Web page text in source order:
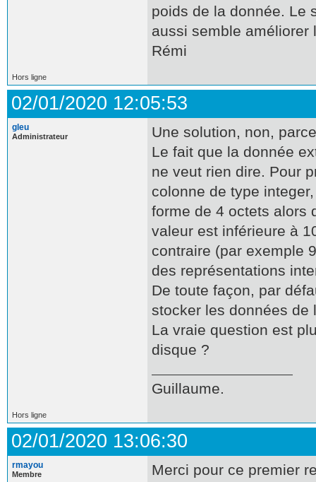
poids de la donnée. Le
aussi semble améliorer
Rémi
Hors ligne
02/01/2020 12:05:53
gleu
Administrateur
Une solution, non,
Le fait que la donnée
ne veut rien dire. Pour
colonne de type
forme de 4 octets alors
valeur est inférieure à
contraire (par exemple
des représentations
De toute façon, par
stocker les données de
La vraie question est
disque ?
Guillaume.
Hors ligne
02/01/2020 13:06:30
rmayou
Membre
Merci pour ce premier